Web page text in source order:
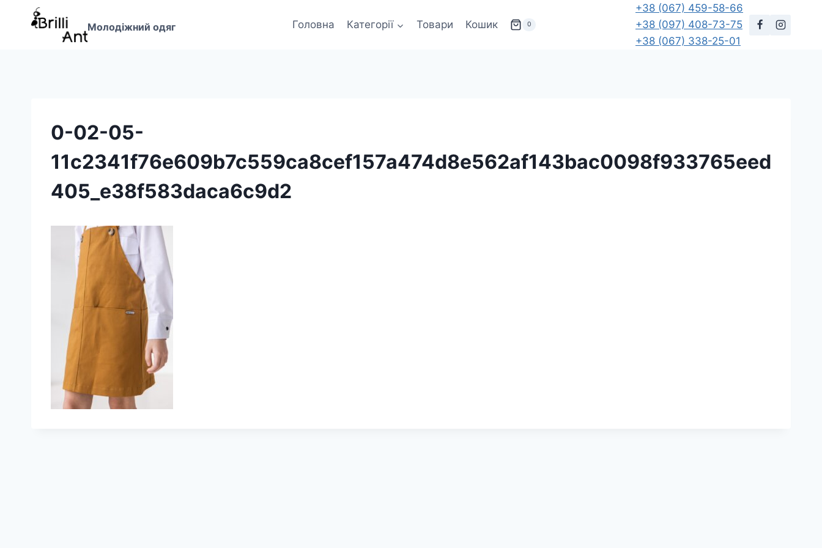
Перейти
Молодіжний одяг Головна Категорії Товари Кошик 0
+38 (067) 459-58-66
+38 (097) 408-73-75
+38 (067) 338-25-01
0-02-05-
11c2341f76e609b7c559ca8cef157a474d8e562af143bac0098f933765eed
405_e38f583daca6c9d2